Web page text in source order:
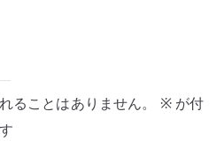
ることはありません。 ※が付